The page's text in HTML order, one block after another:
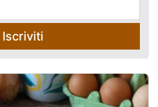
Iscriviti